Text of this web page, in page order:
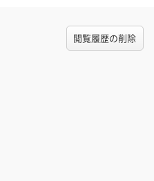
閲覧履歴の削除